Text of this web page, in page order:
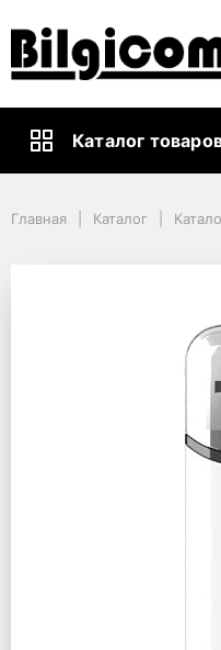
Каталог
Главная
Компьютеры и ноутбуки
Информационные носители
16GB
Главная Каталог